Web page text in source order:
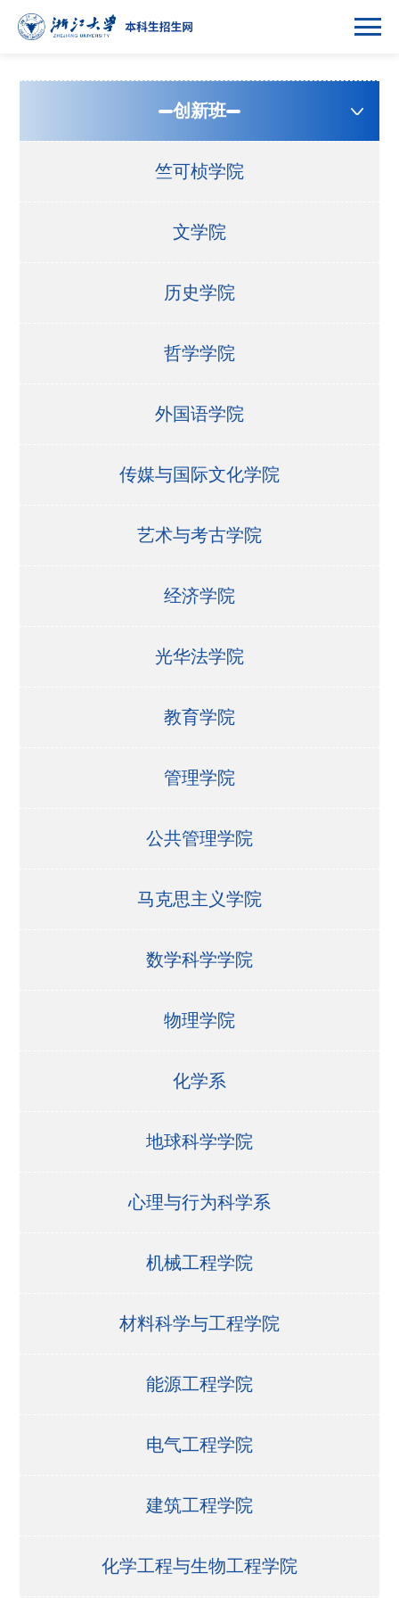
创新班
竺可桢学院
文学院
历史学院
哲学学院
外国语学院
传媒与国际文化学院
艺术与考古学院
经济学院
光华法学院
教育学院
管理学院
公共管理学院
马克思主义学院
数学科学学院
物理学院
化学系
地球科学学院
心理与行为科学系
机械工程学院
材料科学与工程学院
能源工程学院
电气工程学院
建筑工程学院
化学工程与生物工程学院